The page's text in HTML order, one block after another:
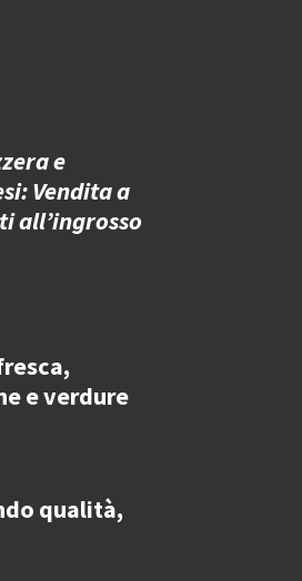
e
Vendita a
all’ingrosso
e verdure
qualità,